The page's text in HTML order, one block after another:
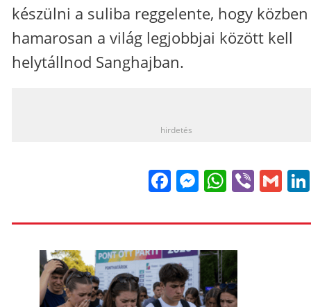
készülni a suliba reggelente, hogy közben
hamarosan a világ legjobbjai között kell
helytállnod Sanghajban.
hirdetés
FacebookViber